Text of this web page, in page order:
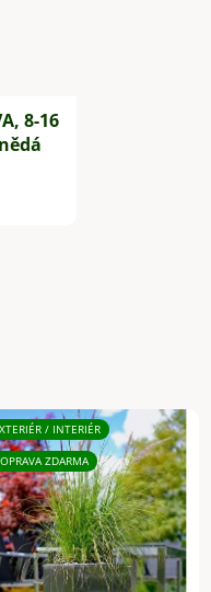
8-16
/ INTERIÉR
ZDARMA